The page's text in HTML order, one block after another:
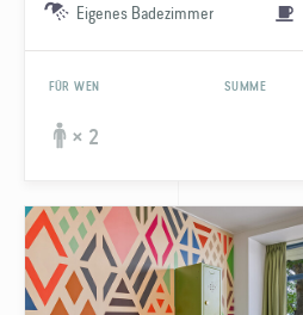
Eigenes Badezimmer
FÜR WEN SUMME
× 2